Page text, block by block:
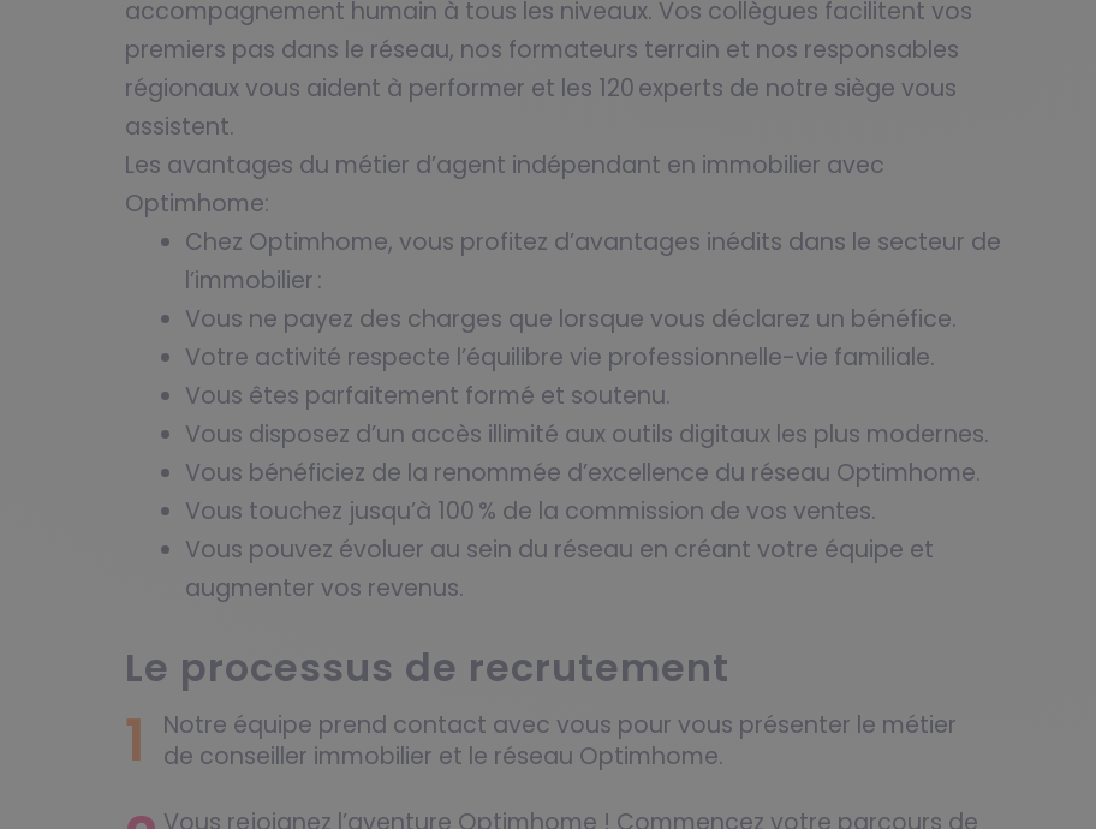
accompagnement humain à tous les niveaux. Vos collègues facilitent vos
premiers pas dans le réseau, nos formateurs terrain et nos responsables
régionaux vous aident à performer et les 120 experts de notre siège vous
assistent.
Les avantages du métier d’agent indépendant en immobilier avec
Optimhome:
Chez Optimhome, vous profitez d’avantages inédits dans le secteur de
l’immobilier :
Vous ne payez des charges que lorsque vous déclarez un bénéfice.
Votre activité respecte l’équilibre vie professionnelle-vie familiale.
Vous êtes parfaitement formé et soutenu.
Vous disposez d’un accès illimité aux outils digitaux les plus modernes.
Vous bénéficiez de la renommée d’excellence du réseau Optimhome.
Vous touchez jusqu’à 100 % de la commission de vos ventes.
Vous pouvez évoluer au sein du réseau en créant votre équipe et
augmenter vos revenus.
Le processus de recrutement
1
Notre équipe prend contact avec vous pour vous présenter le métier
de conseiller immobilier et le réseau Optimhome.
Vous rejoignez l’aventure Optimhome ! Commencez votre parcours de